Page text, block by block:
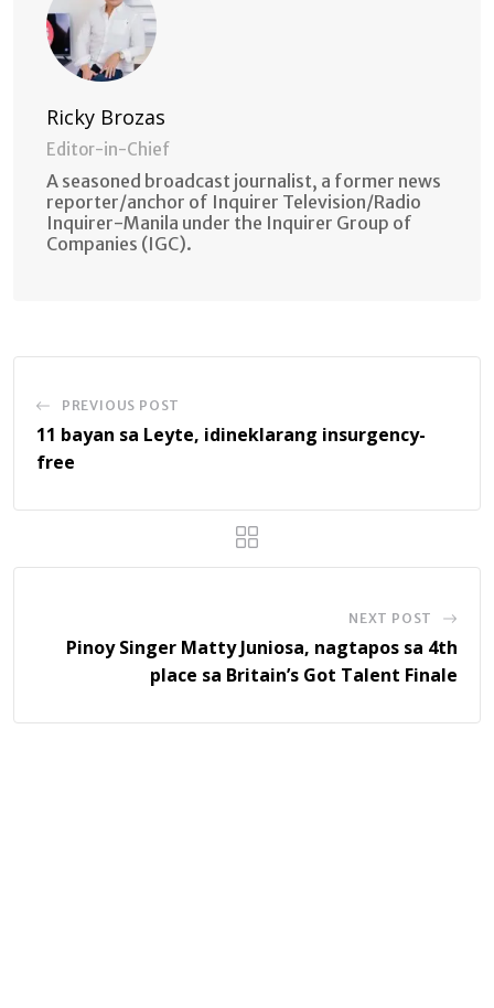
Ricky Brozas
Editor-in-Chief
A seasoned broadcast journalist, a former news
reporter/anchor of Inquirer Television/Radio
Inquirer-Manila under the Inquirer Group of
Companies (IGC).
PREVIOUS POST
11 bayan sa Leyte, idineklarang insurgency-
free
NEXT POST
Pinoy Singer Matty Juniosa, nagtapos sa 4th
place sa Britain’s Got Talent Finale